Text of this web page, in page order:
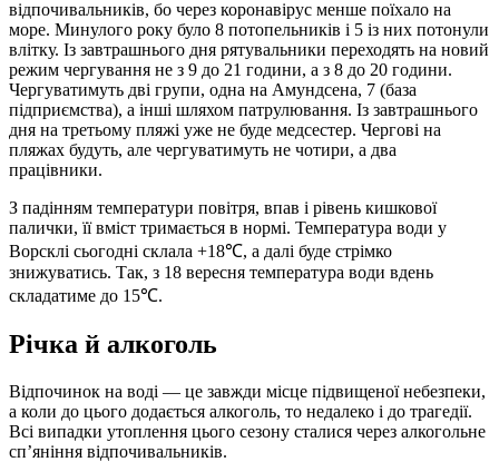
відпочивальників, бо через коронавірус менше поїхало на
море. Минулого року було 8 потопельників і 5 із них потонули
влітку. Із завтрашнього дня рятувальники переходять на новий
режим чергування не з 9 до 21 години, а з 8 до 20 години.
Чергуватимуть дві групи, одна на Амундсена, 7 (база
підприємства), а інші шляхом патрулювання. Із завтрашнього
дня на третьому пляжі уже не буде медсестер. Чергові на
пляжах будуть, але чергуватимуть не чотири, а два
працівники.
З падінням температури повітря, впав і рівень кишкової
палички, її вміст тримається в нормі. Температура води у
Ворсклі сьогодні склала +18℃, а далі буде стрімко
знижуватись. Так, з 18 вересня температура води вдень
складатиме до 15℃.
Річка й алкоголь
Відпочинок на воді — це завжди місце підвищеної небезпеки,
а коли до цього додається алкоголь, то недалеко і до трагедії.
Всі випадки утоплення цього сезону сталися через алкогольне
сп’яніння відпочивальників.